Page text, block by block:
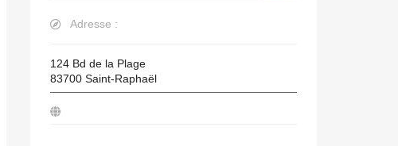
Adresse :
124 Bd de la Plage
83700 Saint-Raphaël